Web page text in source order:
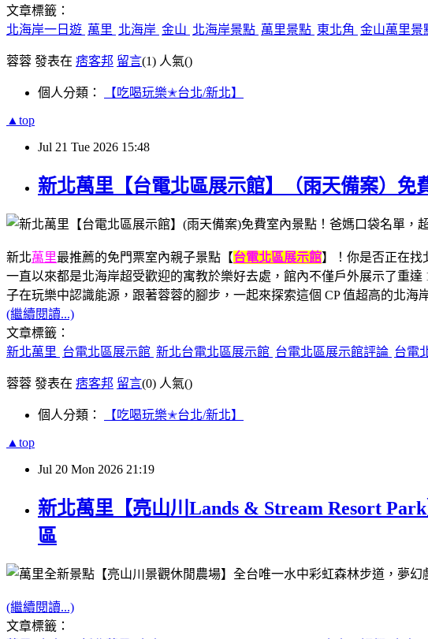
文章標籤：
北海岸一日遊 萬里 北海岸 金山 北海岸景點 萬里景點 東北角 金山萬里景
蓉蓉 發表在 痞客邦 留言(1) 人氣()
個人分類： 【吃喝玩樂✭台北/新北】
▲top
Jul 21 Tue 2026 15:48
新北萬里【台電北區展示館】（雨天備案）
新北萬里最推薦的免門票室內親子景點【台電北區展示館】！你是否正在找
一直以來都是北海岸超受歡迎的寓教於樂好去處，館內不僅戶外展示了重
子在玩樂中認識能源，跟著蓉蓉的腳步，一起來探索這個 CP 值超高的北海
(繼續閱讀...)
文章標籤：
新北萬里 台電北區展示館 新北台電北區展示館 台電北區展示館評論 台電
蓉蓉 發表在 痞客邦 留言(0) 人氣()
個人分類： 【吃喝玩樂✭台北/新北】
▲top
Jul 20 Mon 2026 21:19
新北萬里【亮山川Lands & Stream Resort
區
(繼續閱讀...)
文章標籤：